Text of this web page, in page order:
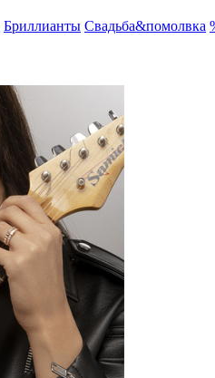
Бриллианты Свадьба&помолвка